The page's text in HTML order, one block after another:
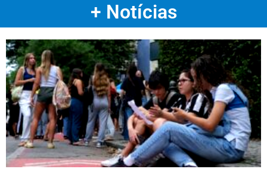
+ Notícias